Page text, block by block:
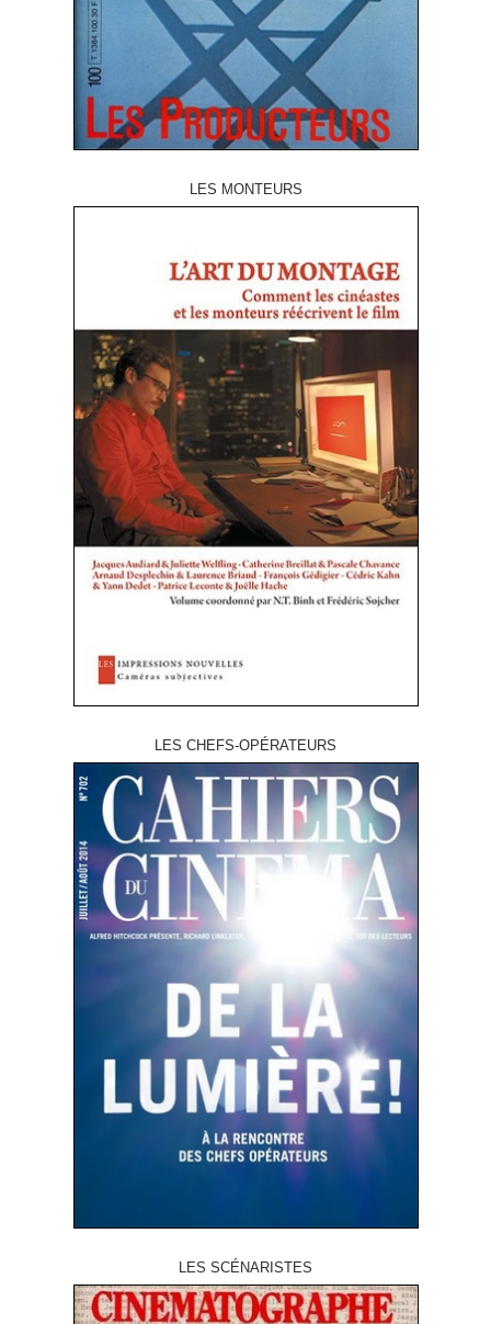
LES MONTEURS
LES CHEFS-OPÉRATEURS
LES SCÉNARISTES